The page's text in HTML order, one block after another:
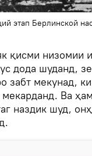
этап Берлинской
қисми низомии
дода шуданд,
забт мекунад,
Ва
наздик шуд,